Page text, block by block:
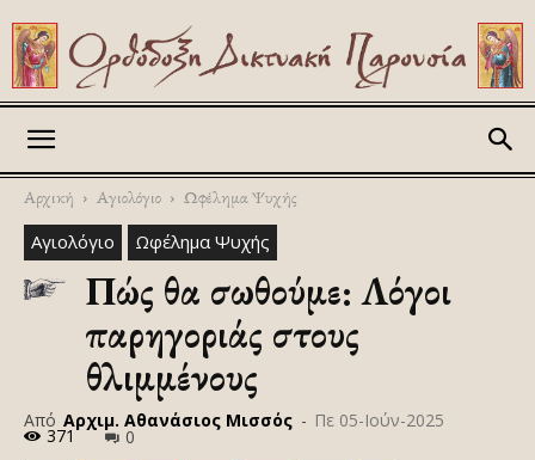
Αρχική Αγιολόγιο Ωφέλημα Ψυχής
Αγιολόγιο Ωφέλημα Ψυχής
Πώς θα σωθούμε: Λόγοι
παρηγοριάς στους
θλιμμένους
Από Αρχιμ. Αθανάσιος Μισσός - Πε 05-Ιούν-2025
371 0